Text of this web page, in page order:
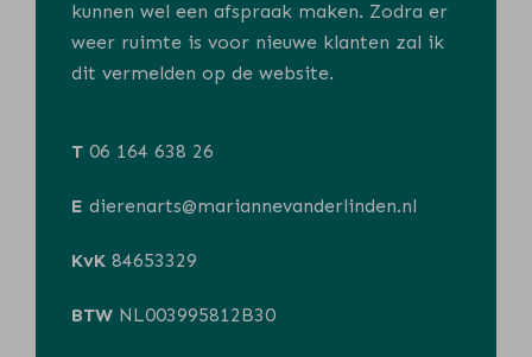
kunnen wel een afspraak maken. Zodra er
weer ruimte is voor nieuwe klanten zal ik
dit vermelden op de website.
T 06 164 638 26
E dierenarts@mariannevanderlinden.nl
KvK 84653329
BTW NL003995812B30